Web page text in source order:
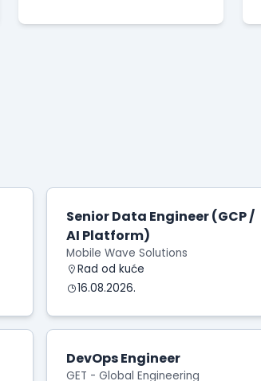
Senior Data Engineer (GCP /
AI Platform)
Mobile Wave Solutions
Rad od kuće
16.08.2026.
DevOps Engineer
GET - Global Engineering